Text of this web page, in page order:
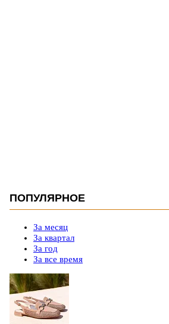
ПОПУЛЯРНОЕ
За месяц
За квартал
За год
За все время